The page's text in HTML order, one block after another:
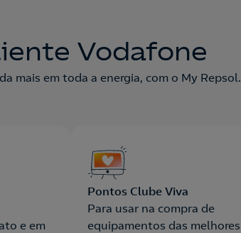
Vodafone
mais em toda a energia, com o My Repsol.
e em
Pontos Clube Viva
Para usar na compra de
equipamentos das melhores